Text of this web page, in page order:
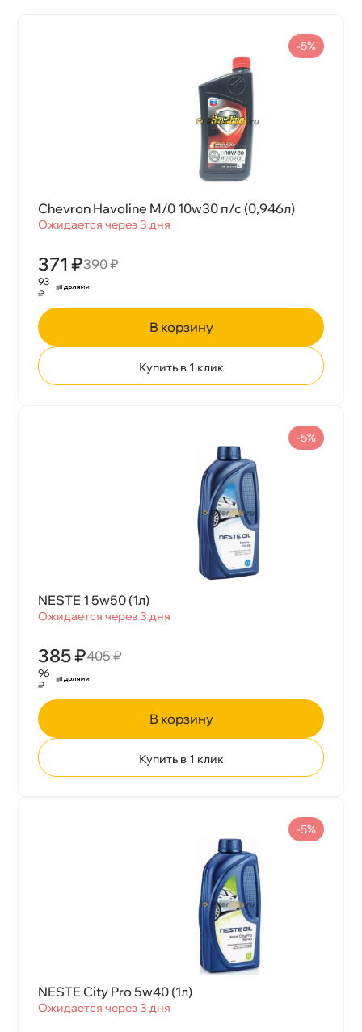
Chevron Havoline M/0 10w30 п/с (0,946л)
Ожидается через 3 дня
371 ₽390 ₽
-5%
93
₽
корзину
Купить в 1 клик
NESTE 1 5w50 (1л)
Ожидается через 3 дня
385 ₽405 ₽
-5%
96
₽
корзину
Купить в 1 клик
NESTE City Pro 5w40 (1л)
Ожидается через 3 дня
-5%